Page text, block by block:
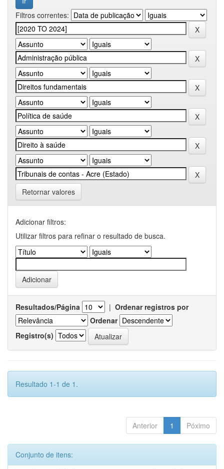
Filtros correntes:
Retornar valores
Adicionar filtros:
Utilizar filtros para refinar o resultado de busca.
Resultados/Página | Ordenar registros por
Ordenar
Registro(s)
Resultado 1-1 de 1.
Anterior 1 Póximo
Conjunto de itens: